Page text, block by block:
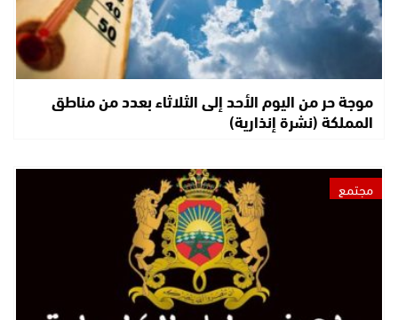
موجة حر من اليوم الأحد إلى الثلاثاء بعدد من مناطق
المملكة (نشرة إنذارية)
مجتمع